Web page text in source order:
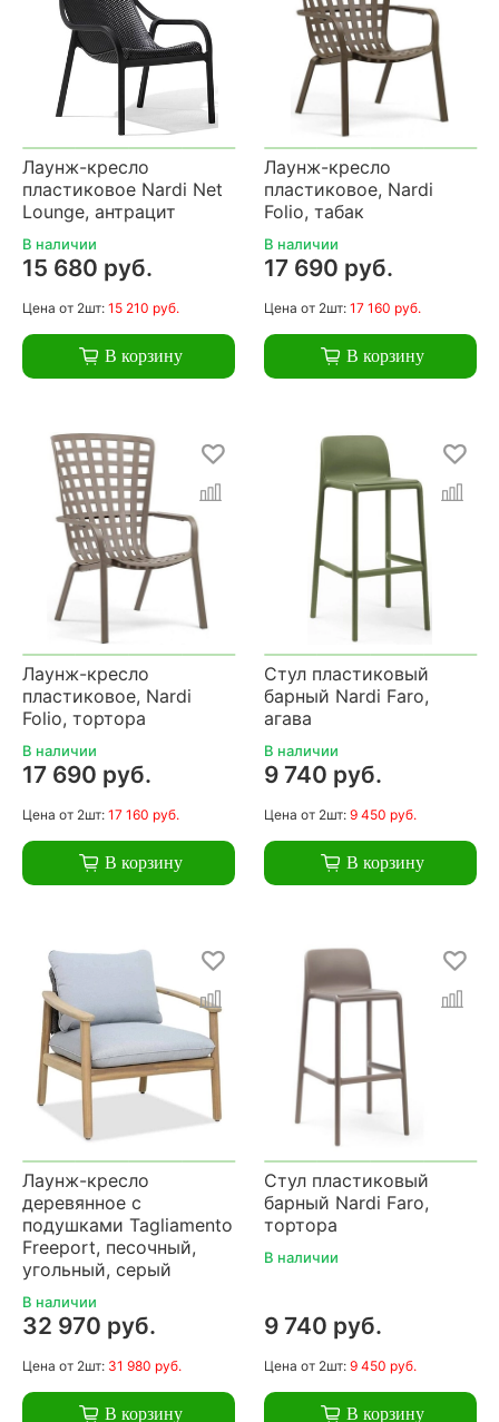
Лаунж-кресло
пластиковое Nardi Net
Lounge, антрацит
В наличии
15 680 руб.
Цена от 2шт: 15 210 руб.
В корзину
Лаунж-кресло
пластиковое, Nardi
Folio, табак
В наличии
17 690 руб.
Цена от 2шт: 17 160 руб.
В корзину
Лаунж-кресло
пластиковое, Nardi
Folio, тортора
В наличии
17 690 руб.
Цена от 2шт: 17 160 руб.
В корзину
Стул пластиковый
барный Nardi Faro,
агава
В наличии
9 740 руб.
Цена от 2шт: 9 450 руб.
В корзину
Лаунж-кресло
деревянное с
подушками Tagliamento
Freeport, песочный,
угольный, серый
В наличии
32 970 руб.
Цена от 2шт: 31 980 руб.
В корзину
Стул пластиковый
барный Nardi Faro,
тортора
В наличии
9 740 руб.
Цена от 2шт: 9 450 руб.
В корзину